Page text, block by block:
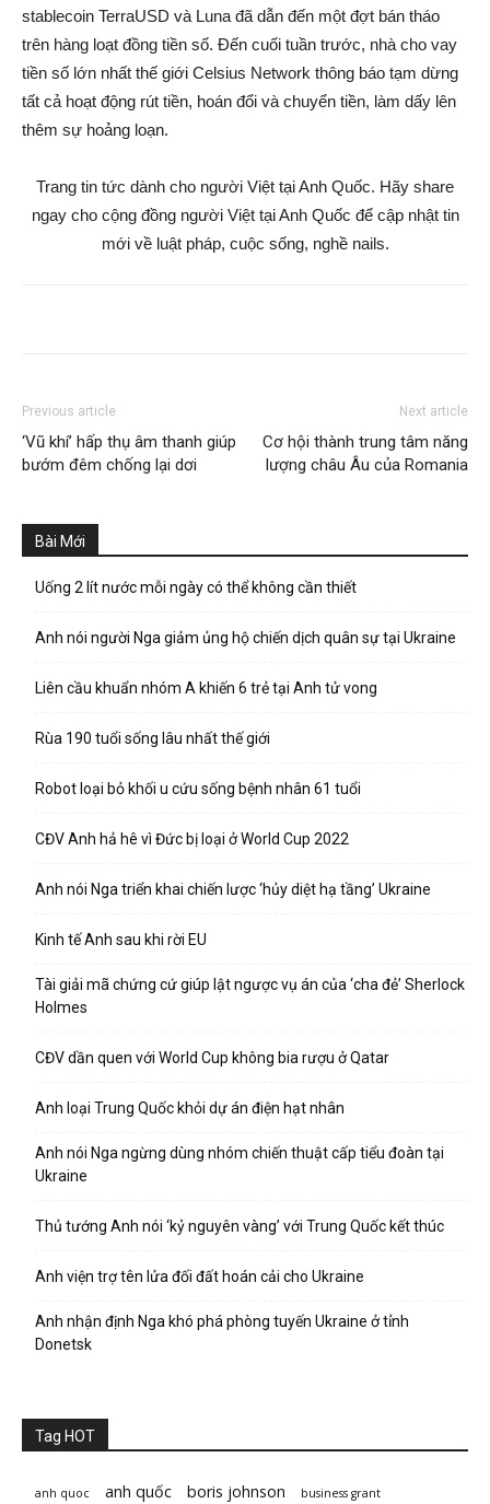
stablecoin TerraUSD và Luna đã dẫn đến một đợt bán tháo
trên hàng loạt đồng tiền số. Đến cuối tuần trước, nhà cho vay
tiền số lớn nhất thế giới Celsius Network thông báo tạm dừng
tất cả hoạt động rút tiền, hoán đổi và chuyển tiền, làm dấy lên
thêm sự hoảng loạn.
Trang tin tức dành cho người Việt tại Anh Quốc. Hãy share
ngay cho cộng đồng người Việt tại Anh Quốc để cập nhật tin
mới về luật pháp, cuộc sống, nghề nails.
Previous article
‘Vũ khí’ hấp thụ âm thanh giúp
bướm đêm chống lại dơi
Next article
Cơ hội thành trung tâm năng
lượng châu Âu của Romania
Bài Mới
Uống 2 lít nước mỗi ngày có thể không cần thiết
Anh nói người Nga giảm ủng hộ chiến dịch quân sự tại Ukraine
Liên cầu khuẩn nhóm A khiến 6 trẻ tại Anh tử vong
Rùa 190 tuổi sống lâu nhất thế giới
Robot loại bỏ khối u cứu sống bệnh nhân 61 tuổi
CĐV Anh hả hê vì Đức bị loại ở World Cup 2022
Anh nói Nga triển khai chiến lược ‘hủy diệt hạ tầng’ Ukraine
Kinh tế Anh sau khi rời EU
Tài giải mã chứng cứ giúp lật ngược vụ án của ‘cha đẻ’ Sherlock
Holmes
CĐV dần quen với World Cup không bia rượu ở Qatar
Anh loại Trung Quốc khỏi dự án điện hạt nhân
Anh nói Nga ngừng dùng nhóm chiến thuật cấp tiểu đoàn tại
Ukraine
Thủ tướng Anh nói ‘kỷ nguyên vàng’ với Trung Quốc kết thúc
Anh viện trợ tên lửa đối đất hoán cải cho Ukraine
Anh nhận định Nga khó phá phòng tuyến Ukraine ở tỉnh
Donetsk
Tag HOT
anh quoc anh quốc boris johnson business grant